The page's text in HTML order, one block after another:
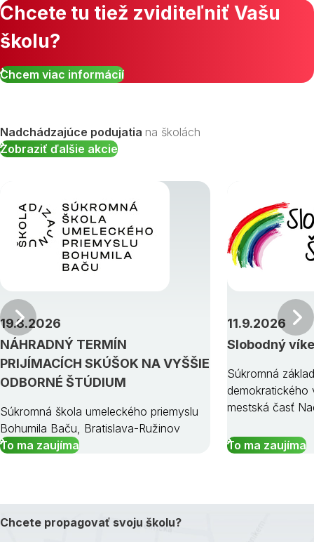
Chcete tu tiež zviditeľniť Vašu
školu?
Chcem viac informácií
Nadchádzajúce podujatia na školách
Zobraziť ďalšie akcie
NÁHRADNÝ TERMÍN
PRIJÍMACÍCH SKÚŠOK NA VYŠŠIE
ODBORNÉ ŠTÚDIUM
19.8.2026
Súkromná škola umeleckého priemyslu
Bohumila Baču, Bratislava-Ružinov
To ma zaujíma
Slobodný
11.9.2026
Súkromná
demokratického
mestská časť
To ma zaujíma
Predchádzajúci
Chcete propagovať svoju školu?